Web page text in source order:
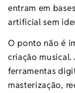
entram em
artificial sem
O ponto não é
criação
ferramentas
masterização,